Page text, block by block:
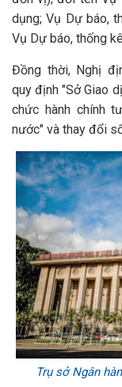
dụng; Vụ Dự báo,
Vụ Dự báo, thống
Đồng thời, Nghị
quy định "Sở Giao
chức hành chính
nước" và thay đổi
Trụ sở Ngân